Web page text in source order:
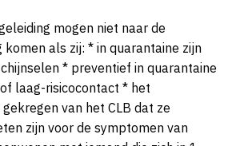
mogen niet naar de
komen als zij: * in quarantaine zijn
* preventief in quarantaine
of laag-risicocontact * het
van het CLB dat ze
zijn voor de symptomen van